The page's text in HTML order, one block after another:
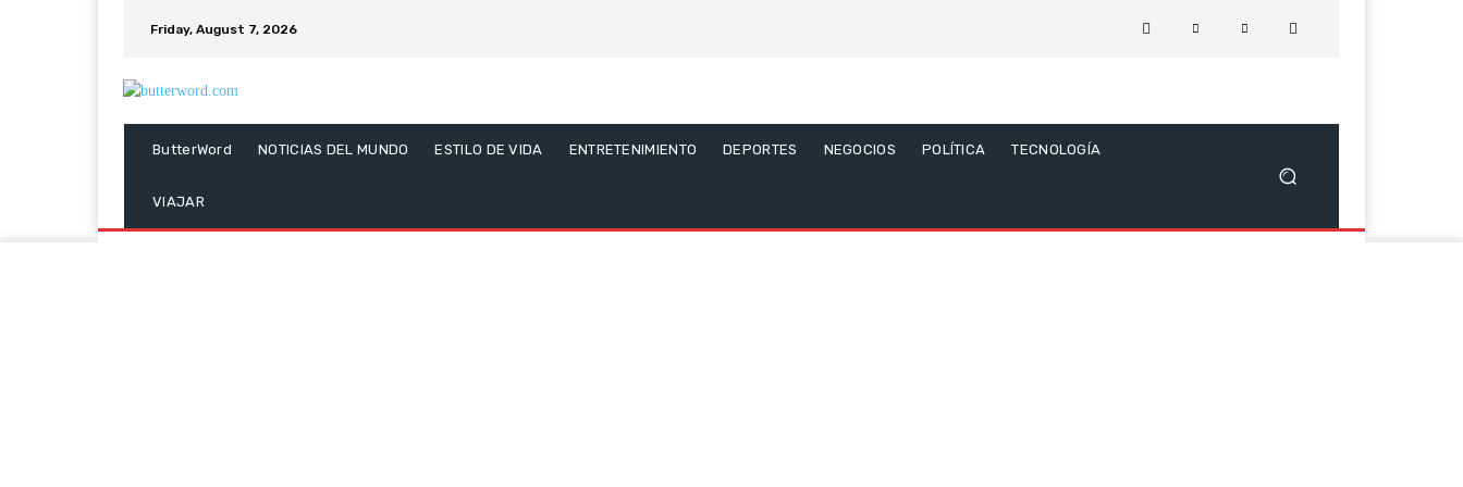
Friday, August 7, 2026
ButterWord NOTICIAS DEL MUNDO ESTILO DE VIDA ENTRETENIMIENTO DEPORTES NEGOCIOS POLÍTICA TECNOLOGÍA
VIAJAR